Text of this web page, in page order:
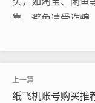
靠，避免遭受诈骗。
纸飞机账号购买推